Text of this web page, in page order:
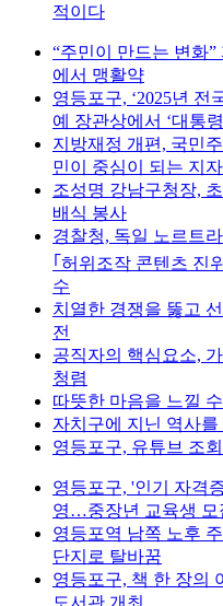
적이다
“주민이 만드는 변화”
에서 맹활약
영등포구, ‘2025년 전
예 장관상에서 ‘대통
지방재정 개편, 국민
민이 중심이 되는 지자
조성명 강남구청장,
배식 봉사
경찰청, 독일 노르트
｢허위조작 콘텐츠 진
수
치열한 경쟁을 뚫고
전
공직자의 핵심요소,
청렴
따뜻한 마음을 느낄
자치구에 지닌 역사
영등포구, 유튜브 조
영등포구, '인기 자격
영…중장년 교육생 모
영등포역 남쪽 노후
단지로 탈바꿈
영등포구, 책 한 장의
도서관 개최